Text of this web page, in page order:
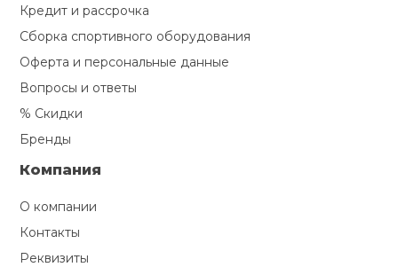
Кредит и рассрочка
Сборка спортивного оборудования
Оферта и персональные данные
Вопросы и ответы
% Скидки
Бренды
Компания
О компании
Контакты
Реквизиты